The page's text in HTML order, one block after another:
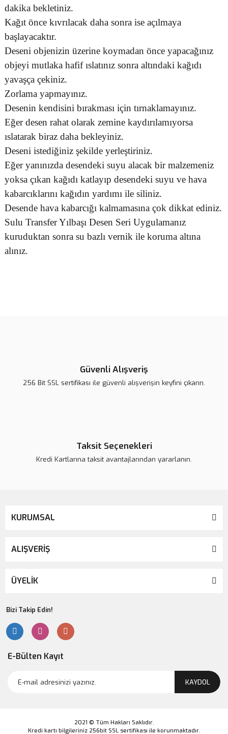
dakika bekletiniz.
Kağıt önce kıvrılacak daha sonra ise açılmaya
başlayacaktır.
Deseni objenizin üzerine koymadan önce yapacağınız
objeyi mutlaka hafif ıslatınız sonra altındaki kağıdı
yavaşça çekiniz.
Zorlama yapmayınız.
Desenin kendisini bırakması için tırnaklamayınız.
Eğer desen rahat olarak zemine kaydırılamıyorsa
ıslatarak biraz daha bekleyiniz.
Deseni istediğiniz şekilde yerleştiriniz.
Eğer yanınızda desendeki suyu alacak bir malzemeniz
yoksa çıkan kağıdı katlayıp desendeki suyu ve hava
kabarcıklarını kağıdın yardımı ile siliniz.
Desende hava kabarcığı kalmamasına çok dikkat ediniz.
Sulu Transfer Yılbaşı Desen Seri Uygulamanız
kuruduktan sonra su bazlı vernik ile koruma altına
alınız.
Güvenli Alışveriş
256 Bit SSL sertifikası ile güvenli alışverişin keyfini çıkarın.
Taksit Seçenekleri
Kredi Kartlarına taksit avantajlarından yararlanın.
KURUMSAL
ALIŞVERİŞ
ÜYELİK
Bizi Takip Edin!
E-Bülten Kayıt
KAYDOL
2021 © Tüm Hakları Saklıdır.
Kredi kartı bilgileriniz 256bit SSL sertifikası ile korunmaktadır.